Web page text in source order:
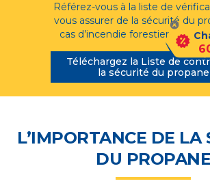
Référez-vous à la liste de
vous assurer de la sécurité du
cas d’incendie forestier ou
Téléchargez la Liste de
la sécurité du propane
L’IMPORTANCE DE LA
DU PROPANE